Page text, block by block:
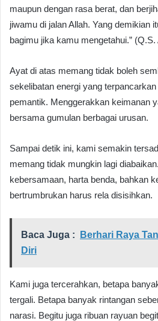
maupun dengan rasa berat, dan
jiwamu di jalan Allah. Yang demikian
bagimu jika kamu mengetahui.” (Q.S.
Ayat di atas memang tidak boleh
sekelibatan energi yang
pemantik. Menggerakkan keimanan
bersama gumulan berbagai urusan.
Sampai detik ini, kami semakin
memang tidak mungkin lagi
kebersamaan, harta benda, bahkan
bertrumbrukan harus rela disisihkan.
Baca Juga :
Berhari Raya
Diri
Kami juga tercerahkan, betapa
tergali. Betapa banyak rintangan
narasi. Begitu juga ribuan rayuan